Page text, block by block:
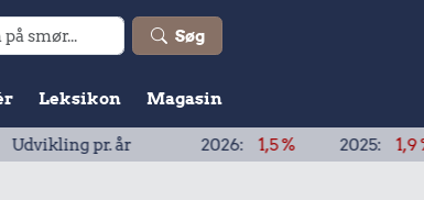
Søg
Leksikon Magasin
pr. år2026: 2025: